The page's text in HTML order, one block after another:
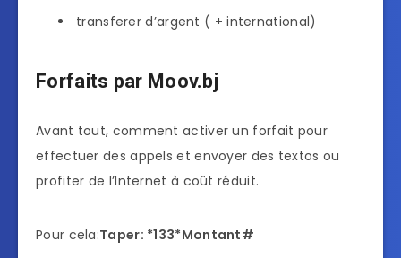
transferer d’argent ( + international)
Forfaits par Moov.bj
Avant tout, comment activer un forfait pour
effectuer des appels et envoyer des textos ou
profiter de l’Internet à coût réduit.
Pour cela:Taper: *133*Montant#